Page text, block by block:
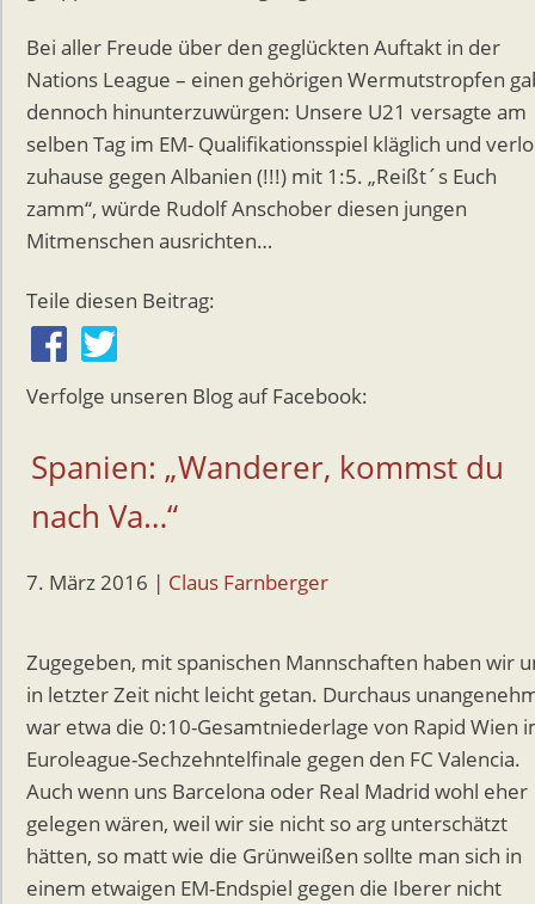
Bei aller Freude über den geglückten Auftakt in der
Nations League – einen gehörigen Wermutstropfen
dennoch hinunterzuwürgen: Unsere U21 versagte am
selben Tag im EM- Qualifikationsspiel kläglich und
zuhause gegen Albanien (!!!) mit 1:5. „Reißt´s Euch
zamm“, würde Rudolf Anschober diesen jungen
Mitmenschen ausrichten…
Teile diesen Beitrag:
Verfolge unseren Blog auf Facebook:
Spanien: „Wanderer, kommst du
nach Va…“
7. März 2016 | Claus Farnberger
Zugegeben, mit spanischen Mannschaften haben wir
in letzter Zeit nicht leicht getan. Durchaus
war etwa die 0:10-Gesamtniederlage von Rapid Wien
Euroleague-Sechzehntelfinale gegen den FC Valencia.
Auch wenn uns Barcelona oder Real Madrid wohl eher
gelegen wären, weil wir sie nicht so arg unterschätzt
hätten, so matt wie die Grünweißen sollte man sich in
einem etwaigen EM-Endspiel gegen die Iberer nicht